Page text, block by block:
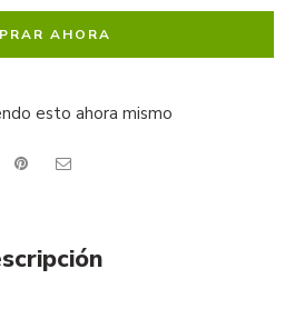
AHORA
esto ahora mismo